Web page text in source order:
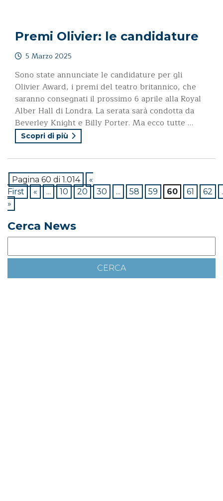
Premi Olivier: le candidature
5 Marzo 2025
Sono state annunciate le candidature per gli
Olivier Award, i premi del teatro britannico, che
saranno consegnati il prossimo 6 aprile alla Royal
Alber Hall di Londra. La serata sarà condotta da
Beverley Knight e Billy Porter. Ma ecco tutte …
Scopri di più
Pagina 60 di 1.014
«
First
« ... 10 20 30 ... 58 59 60 61 62
»
Cerca News